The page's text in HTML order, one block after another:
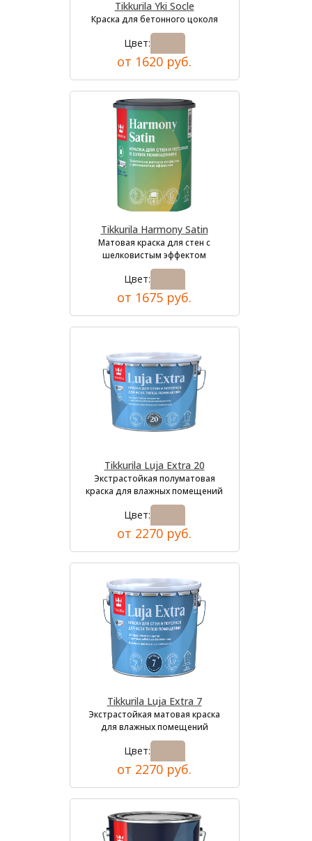
Tikkurila Yki Socle
Краска для бетонного цоколя
Цвет:
от 1620 руб.
Tikkurila Harmony Satin
Матовая краска для стен с
шелковистым эффектом
Цвет:
от 1675 руб.
Tikkurila Luja Extra 20
Экстрастойкая полуматовая
краска для влажных помещений
Цвет:
от 2270 руб.
Tikkurila Luja Extra 7
Экстрастойкая матовая краска
для влажных помещений
Цвет:
от 2270 руб.